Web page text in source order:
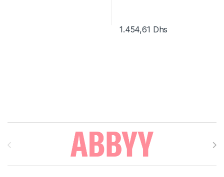
1.454,61 Dhs
Brands Carousel